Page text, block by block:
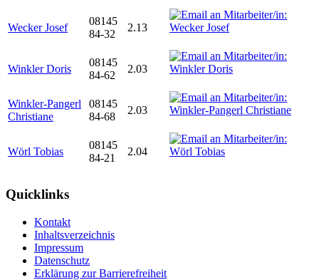
Wecker Josef
08145
84-32
2.13
Winkler Doris
08145
84-62
2.03
Winkler-Pangerl
Christiane
08145
84-68
2.03
Wörl Tobias
08145
84-21
2.04
Quicklinks
Kontakt
Inhaltsverzeichnis
Impressum
Datenschutz
Erklärung zur Barrierefreiheit